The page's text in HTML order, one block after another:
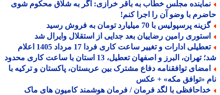
مجلس خطاب به باقر خرازی: اگر به شلاق محکوم شوی
با وضو آن را اجرا کنم!
پرسپولیس با 70 میلیارد تومان به فروش رسید
رامین رضاییان بعد جدایی از استقلال وایرال شد
تعطیلی ادارات و تغییر ساعت کاری فردا 17 مرداد 1405 اعلام
البرز و اصفهان تعطیل، 13 استان با ساعت کاری محدود
توافقنامه دفاع مشترک بین عربستان، پاکستان و ترکیه با
«توافق مکه» + عکس
با لگد فرمان / فرمان هوشمند کامیون های ماک